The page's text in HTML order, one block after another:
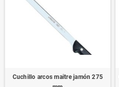
Cuchillo arcos maitre jamón 275